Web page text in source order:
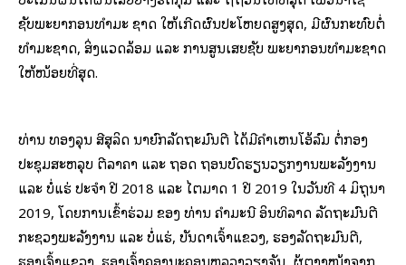
ຊັບພະຍາກອນທຳມະ ຊາດ ໃຫ້ເກີດຜົນປະໂຫຍດສູງສຸດ, ມີຜົນກະທົບຕໍ່
ທຳມະຊາດ, ສິ່ງແວດລ້ອມ ແລະ ການສູນເສຍຊັບ ພະຍາກອນທຳມະຊາດ
ໃຫ້ໜ້ອຍທີ່ສຸດ.
ທ່ານ ທອງລຸນ ສີສຸລິດ ນາຍົກລັດຖະມົນຕີ ໄດ້ມີຄຳເຫັນໂອ້ລົມ ຕໍ່ກອງ
ປະຊຸມສະຫລຸບ ຕີລາຄາ ແລະ ຖອດ ຖອນບົດຮຽນວຽກງານພະລັງງານ
ແລະ ບໍ່ແຮ່ ປະຈຳ ປີ 2018 ແລະ ໄຕມາດ 1 ປີ 2019 ໃນວັນທີ 4 ມິຖຸນາ
2019, ໂດຍການເຂົ້າຮ່ວມ ຂອງ ທ່ານ ຄຳມະນີ ອິນທິລາດ ລັດຖະມົນຕີ
ກະຊວງພະລັງງານ ແລະ ບໍ່ແຮ່, ບັນດາເຈົ້າແຂວງ, ຮອງລັດຖະມົນຕີ,
ຮອງເຈົ້າແຂວງ, ຮອງເຈົ້າຄອງນະຄອນຫລວງວຽງຈັນ, ຜູ້ຕາງໜ້າຈາກ